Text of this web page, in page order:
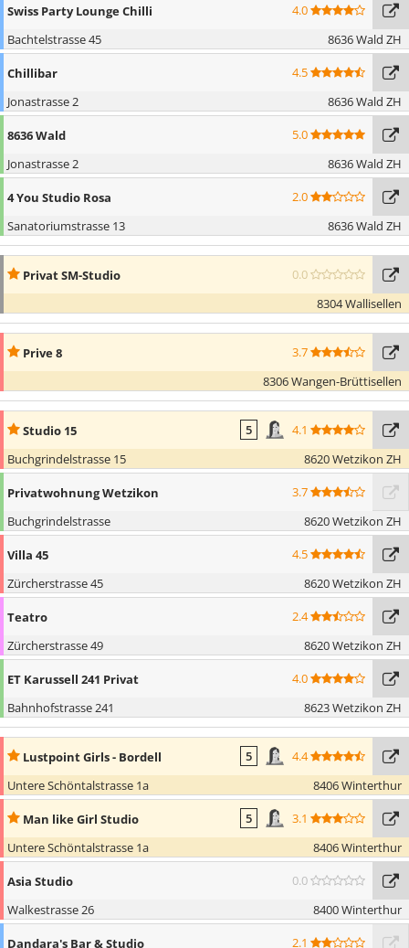
Swiss Party Lounge Chilli
4.0
Bachtelstrasse 45
8636 Wald ZH
Chillibar
4.5
Jonastrasse 2
8636 Wald ZH
8636 Wald
5.0
Jonastrasse 2
8636 Wald ZH
4 You Studio Rosa
2.0
Sanatoriumstrasse 13
8636 Wald ZH
Privat SM-Studio
0.0
8304 Wallisellen
Prive 8
3.7
8306 Wangen-Brüttisellen
Studio 15 5
4.1
Buchgrindelstrasse 15
8620 Wetzikon ZH
Privatwohnung Wetzikon
3.7
Buchgrindelstrasse
8620 Wetzikon ZH
Villa 45
4.5
Zürcherstrasse 45
8620 Wetzikon ZH
Teatro
2.4
Zürcherstrasse 49
8620 Wetzikon ZH
ET Karussell 241 Privat
4.0
Bahnhofstrasse 241
8623 Wetzikon ZH
Lustpoint Girls - Bordell 5
4.4
Untere Schöntalstrasse 1a
8406 Winterthur
Man like Girl Studio 5
3.1
Untere Schöntalstrasse 1a
8406 Winterthur
Asia Studio
0.0
Walkestrasse 26
8400 Winterthur
Dandara's Bar & Studio
2.1